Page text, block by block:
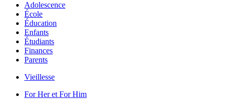
Adolescence
École
Éducation
Enfants
Étudiants
Finances
Parents
Vieillesse
For Her et For Him